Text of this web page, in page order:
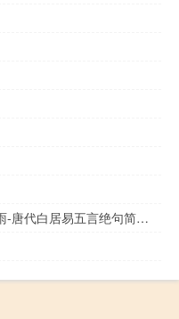
夜雨白居易的五言绝句的意思（夜雨-唐代白居易五言绝句简介）